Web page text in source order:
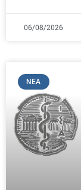
06/08/2026
ΝΈΑ